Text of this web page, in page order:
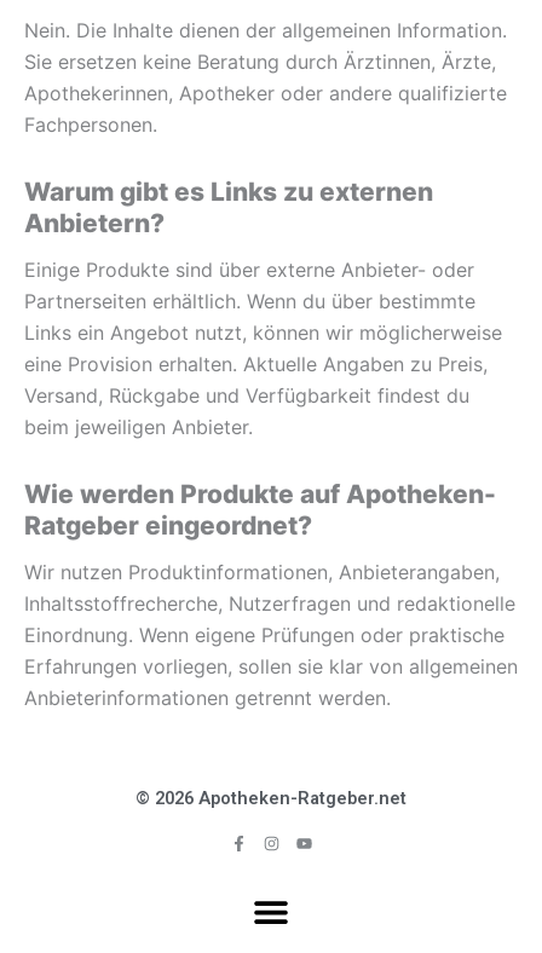
Nein. Die Inhalte dienen der allgemeinen Information.
Sie ersetzen keine Beratung durch Ärztinnen, Ärzte,
Apothekerinnen, Apotheker oder andere qualifizierte
Fachpersonen.
Warum gibt es Links zu externen
Anbietern?
Einige Produkte sind über externe Anbieter- oder
Partnerseiten erhältlich. Wenn du über bestimmte
Links ein Angebot nutzt, können wir möglicherweise
eine Provision erhalten. Aktuelle Angaben zu Preis,
Versand, Rückgabe und Verfügbarkeit findest du
beim jeweiligen Anbieter.
Wie werden Produkte auf Apotheken-
Ratgeber eingeordnet?
Wir nutzen Produktinformationen, Anbieterangaben,
Inhaltsstoffrecherche, Nutzerfragen und redaktionelle
Einordnung. Wenn eigene Prüfungen oder praktische
Erfahrungen vorliegen, sollen sie klar von allgemeinen
Anbieterinformationen getrennt werden.
© 2026 Apotheken-Ratgeber.net
F
a
I
n
a
g
Y
o